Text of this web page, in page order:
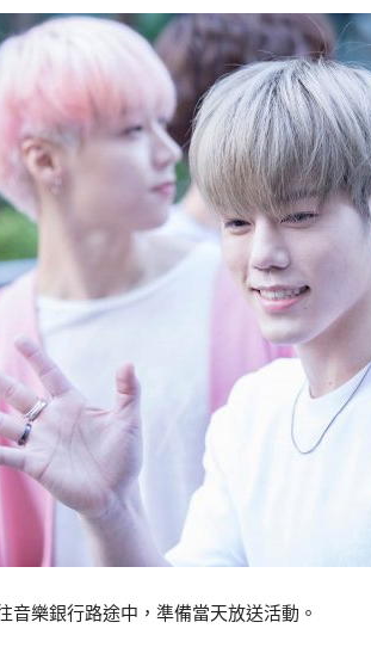
音樂銀行路途中，準備當天放送活動。